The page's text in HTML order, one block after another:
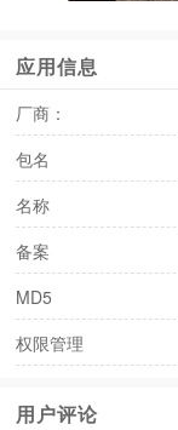
应用信息
厂商：
包名
名称
备案
MD5
权限管理
用户评论